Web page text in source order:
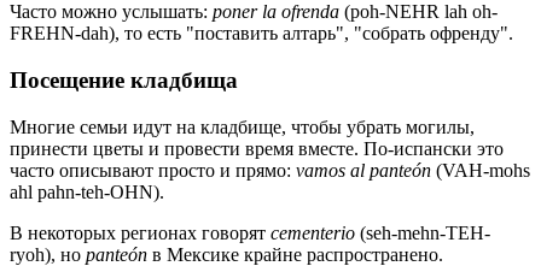
Часто можно услышать: poner la ofrenda (poh-NEHR lah oh-
FREHN-dah), то есть "поставить алтарь", "собрать офренду".
Посещение кладбища
Многие семьи идут на кладбище, чтобы убрать могилы,
принести цветы и провести время вместе. По-испански это
часто описывают просто и прямо: vamos al panteón (VAH-mohs
ahl pahn-teh-OHN).
В некоторых регионах говорят cementerio (seh-mehn-TEH-
ryoh), но panteón в Мексике крайне распространено.